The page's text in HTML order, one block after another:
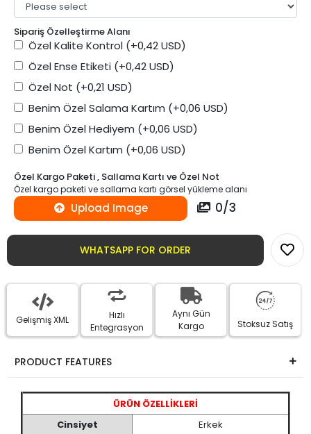
Sipariş Özelleştirme Alanı
Özel Kalite Kontrol (+0,42 USD)
Özel Ense Etiketi (+0,42 USD)
Özel Not (+0,21 USD)
Benim Özel Salama Kartım (+0,06 USD)
Benim Özel Hediyem (+0,06 USD)
Benim Özel Kartım (+0,06 USD)
Özel Kargo Paketi , Sallama Kartı ve Özel Not
Özel kargo paketi ve sallama kartı görsel yükleme alanı
Upload Image 0/3
WHATSAPP FOR ORDER
Gelişmiş XML
Hızlı
Entegrasyon
Aynı Gün
Kargo
Stoksuz Satış
PRODUCT FEATURES
ÜRÜN ÖZELLİKLERİ
Cinsiyet
Erkek